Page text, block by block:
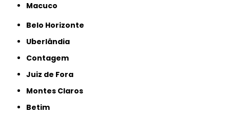
Macuco
Belo Horizonte
Uberlândia
Contagem
Juiz de Fora
Montes Claros
Betim